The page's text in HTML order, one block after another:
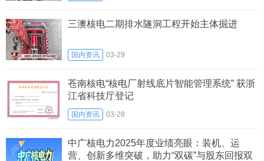
三澳核电二期排水隧洞工程开始主体掘进
国内资讯 03-29
苍南核电“核电厂射线底片智能管理系统” 获浙
江省科技厅登记
国内资讯 03-28
中广核电力2025年度业绩亮眼：装机、运
营、创新多维突破，助力“双碳”与股东回报双